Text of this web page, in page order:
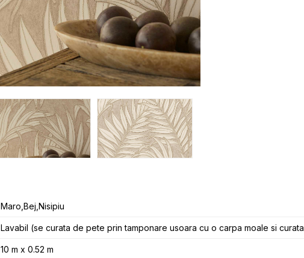
Maro,Bej,Nisipiu
Lavabil (se curata de pete prin tamponare usoara cu o carpa moale si curata
10 m x 0.52 m